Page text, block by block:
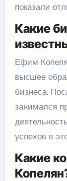
показали
Какие
Ефим
высшее
бизнеса.
занимался
успехов в
Какие